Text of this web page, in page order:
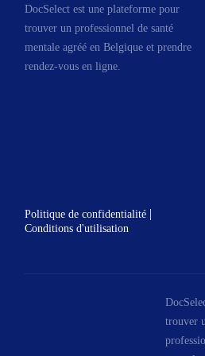
lors d’un deuil
dépressifs
individuel, ou en famille.
Ce sont des entretiens en
face à face où la prise en
DocSelect est une plateforme pour
trouver un professionnel de santé
mentale agréé en Belgique et prendre
rendez-vous en ligne.
Politique de confidentialité |
Conditions d'utilisation
trouver